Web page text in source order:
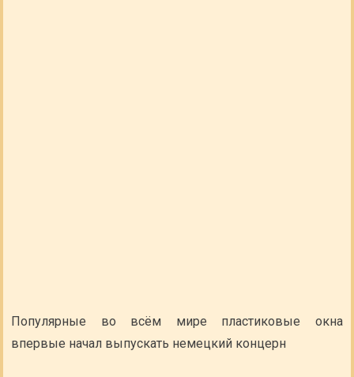
Популярные во всём мире пластиковые окна
впервые начал выпускать немецкий концерн